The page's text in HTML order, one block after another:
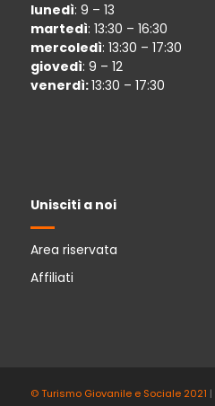
lunedì: 9 – 13
martedì: 13:30 – 16:30
mercoledì: 13:30 – 17:30
giovedì: 9 – 12
venerdì:13:30 – 17:30
Unisciti a noi
Area riservata
Affiliati
© Turismo Giovanile e Sociale 2021 |